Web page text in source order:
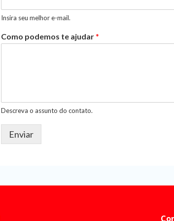
Insira seu melhor e-mail.
Como podemos te ajudar*
Descreva o assunto do contato.
Enviar